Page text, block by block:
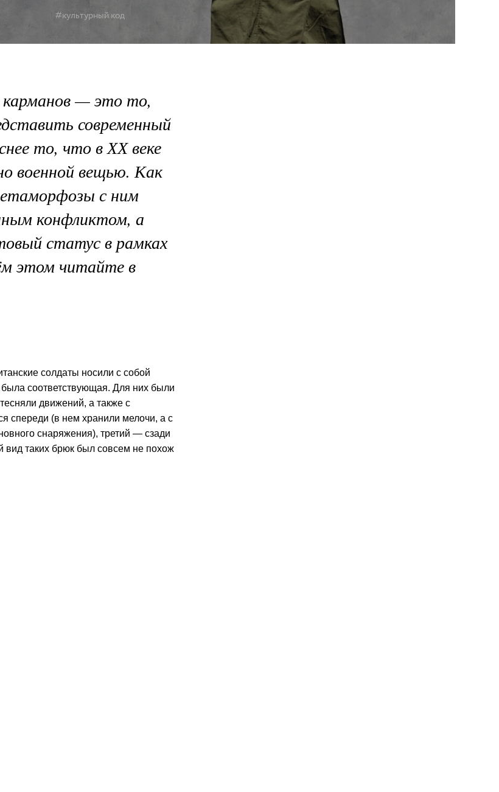
#культурный код
карманов — это то,
современный
то, что в ХХ веке
военной вещью. Как
с ним
конфликтом, а
статус в рамках
этом читайте в
солдаты носили с собой
соответствующая. Для них были
движений, а также с
спереди (в нем хранили мелочи, а с
снаряжения), третий — сзади
вид таких брюк был совсем не похож